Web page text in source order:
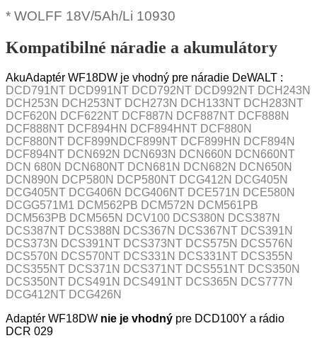
* WOLFF 18V/5Ah/Li 10930
Kompatibilné náradie a akumulátory
AkuAdaptér WF18DW je vhodný pre náradie DeWALT :
DCD791NT DCD991NT DCD792NT DCD992NT DCH243N
DCH253N DCH253NT DCH273N DCH133NT DCH283NT
DCF620N DCF622NT DCF887N DCF887NT DCF888N
DCF888NT DCF894HN DCF894HNT DCF880N
DCF880NT DCF899NDCF899NT DCF899HN DCF894N
DCF894NT DCN692N DCN693N DCN660N DCN660NT
DCN 680N DCN680NT DCN681N DCN682N DCN650N
DCN890N DCP580N DCP580NT DCG412N DCG405N
DCG405NT DCG406N DCG406NT DCE571N DCE580N
DCGG571M1 DCM562PB DCM572N DCM561PB
DCM563PB DCM565N DCV100 DCS380N DCS387N
DCS387NT DCS388N DCS367N DCS367NT DCS391N
DCS373N DCS391NT DCS373NT DCS575N DCS576N
DCS570N DCS570NT DCS331N DCS331NT DCS355N
DCS355NT DCS371N DCS371NT DCS551NT DCS350N
DCS350NT DCS491N DCS491NT DCS365N DCS777N
DCG412NT DCG426N
Adaptér WF18DW nie je vhodný pre DCD100Y a rádio
DCR 029